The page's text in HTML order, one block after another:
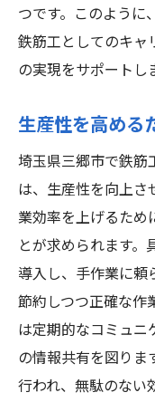
つです。このように
鉄筋工としてのキャ
の実現をサポートし
生産性を高める
埼玉県三郷市で鉄筋
は、生産性を向上さ
業効率を上げるため
とが求められます
導入し、手作業に頼
節約しつつ正確な作
は定期的なコミュニ
の情報共有を図りま
行われ、無駄のない